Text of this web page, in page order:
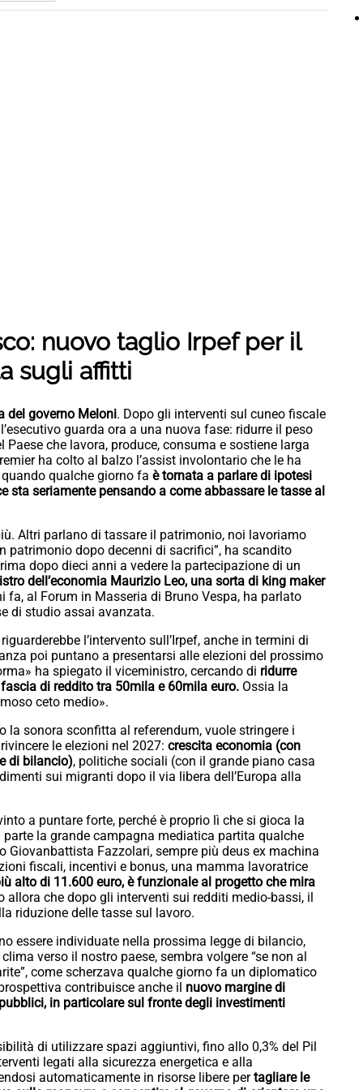
nuovo taglio Irpef per il
sugli affitti
del governo Meloni. Dopo gli interventi sul cuneo fiscale
guarda ora a una nuova fase: ridurre il peso
che lavora, produce, consuma e sostiene larga
ha colto al balzo l’assist involontario che le ha
qualche giorno fa è tornata a parlare di ipotesi
sta seriamente pensando a come abbassare le tasse al
Altri parlano di tassare il patrimonio, noi lavoriamo
patrimonio dopo decenni di sacrifici”, ha scandito
dopo dieci anni a vedere la partecipazione di un
dell’economia Maurizio Leo, una sorta di king maker
fa, al Forum in Masseria di Bruno Vespa, ha parlato
di studio assai avanzata.
l’intervento sull’Irpef, anche in termini di
poi puntano a presentarsi alle elezioni del prossimo
ha spiegato il viceministro, cercando di ridurre
di reddito tra 50mila e 60mila euro. Ossia la
ceto medio».
la sonora sconfitta al referendum, vuole stringere i
le elezioni nel 2027: crescita economia (con
di bilancio), politiche sociali (con il grande piano casa
sui migranti dopo il via libera dell’Europa alla
a puntare forte, perché è proprio lì che si gioca la
la grande campagna mediatica partita qualche
Fazzolari, sempre più deus ex machina
fiscali, incentivi e bonus, una mamma lavoratrice
alto di 11.600 euro, è funzionale al progetto che mira
allora che dopo gli interventi sui redditi medio-bassi, il
riduzione delle tasse sul lavoro.
essere individuate nella prossima legge di bilancio,
verso il nostro paese, sembra volgere “se non al
come scherzava qualche giorno fa un diplomatico
contribuisce anche il nuovo margine di
in particolare sul fronte degli investimenti
di utilizzare spazi aggiuntivi, fino allo 0,3% del Pil
legati alla sicurezza energetica e alla
automaticamente in risorse libere pertagliare le